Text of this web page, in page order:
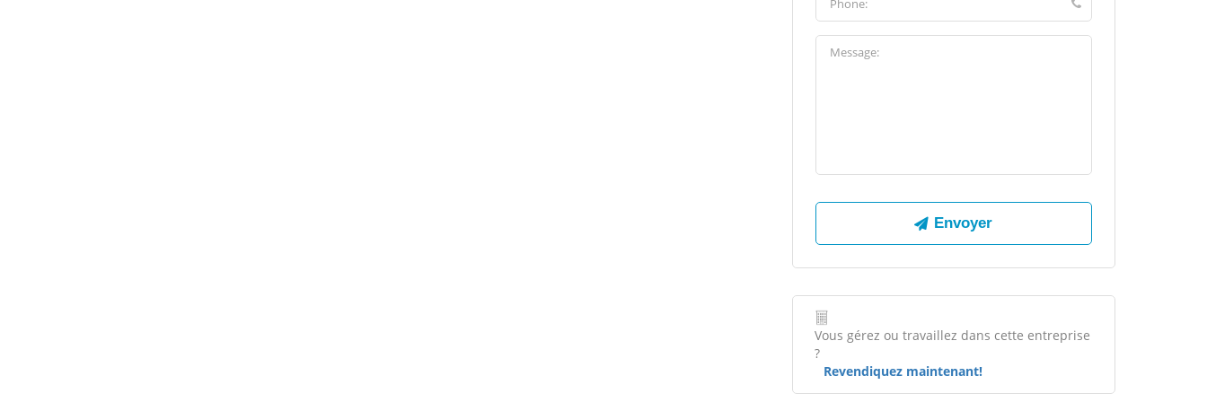
Vous gérez ou travaillez dans cette entreprise
?
Revendiquez maintenant!